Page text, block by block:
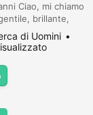
Ciao, mi chiamo
brillante,
Curiosa, tutta la
Mi piace
costumi. Mi piace
Buona
e un
di Uomini